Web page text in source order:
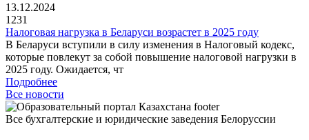
13.12.2024
1231
Налоговая нагрузка в Беларуси возрастет в 2025 году
В Беларуси вступили в силу изменения в Налоговый кодекс,
которые повлекут за собой повышение налоговой нагрузки в
2025 году. Ожидается, чт
Подробнее
Все новости
Все бухгалтерские и юридические заведения Белоруссии